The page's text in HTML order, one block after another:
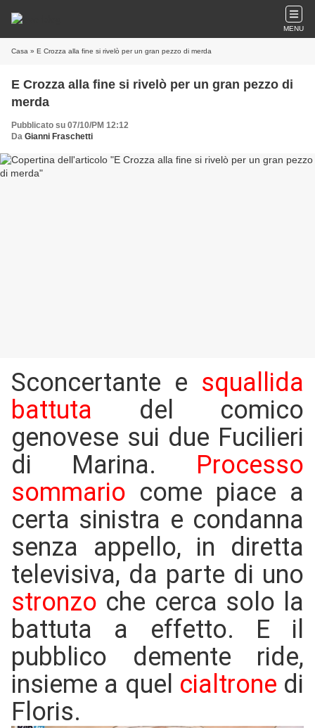
MENU
Casa » E Crozza alla fine si rivelò per un gran pezzo di merda
E Crozza alla fine si rivelò per un gran pezzo di
merda
Pubblicato su 07/10/PM 12:12
Da Gianni Fraschetti
Sconcertante e squallida
battuta del comico
genovese sui due Fucilieri
di Marina. Processo
sommario come piace a
certa sinistra e condanna
senza appello, in diretta
televisiva, da parte di uno
stronzo che cerca solo la
battuta a effetto. E il
pubblico demente ride,
insieme a quel cialtrone di
Floris.